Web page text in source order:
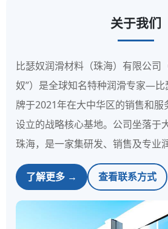
关于我们
比瑟奴润滑材料（珠海）有限公司
奴”）是全球知名特种润滑专家—比
牌于2021年在大中华区的销售和服
设立的战略核心基地。公司坐落于
珠海，是一家集研发、销售及专业
的高新技术企业。核心地位与战略
中华区的运营枢纽，珠海比瑟奴不
术的引进与转化任务，更负责旗下
（SEIVIO）的深度运作。公司依
了解更多 → 查看联系方式